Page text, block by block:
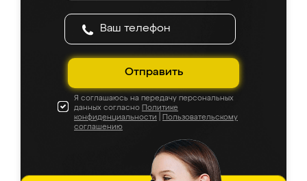
Отправить
Я соглашаюсь на передачу персональных
данных согласно Политике
конфиденциальности
Пользовательскому
соглашению